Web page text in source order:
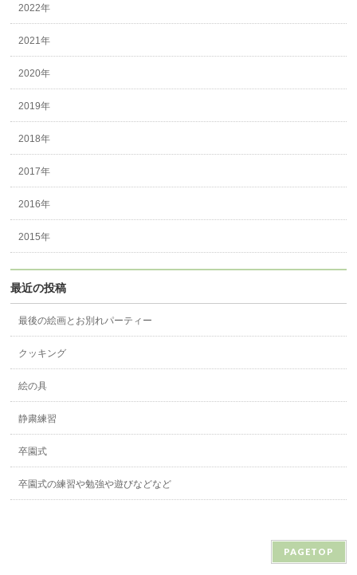
2022年
2021年
2020年
2019年
2018年
2017年
2016年
2015年
最近の投稿
最後の絵画とお別れパーティー
クッキング
絵の具
静粛練習
卒園式
卒園式の練習や勉強や遊びなどなど
PAGETOP